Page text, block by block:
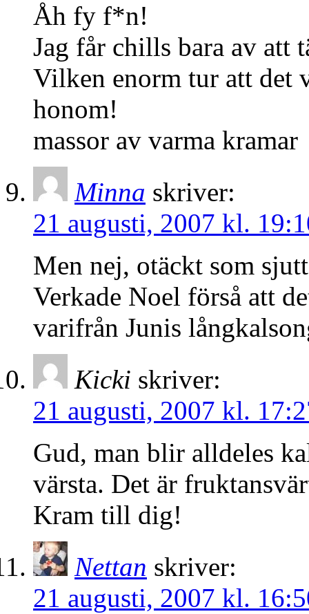
Åh fy f*n!
Jag får chills bara av att
Vilken enorm tur att det
honom!
massor av varma kramar
Minna skriver:
21 augusti, 2007 kl.
Men nej, otäckt som
Verkade Noel förså att
varifrån Junis
Kicki skriver:
21 augusti, 2007 kl.
Gud, man blir alldeles
värsta. Det är
Kram till dig!
Nettan skriver:
21 augusti, 2007 kl.